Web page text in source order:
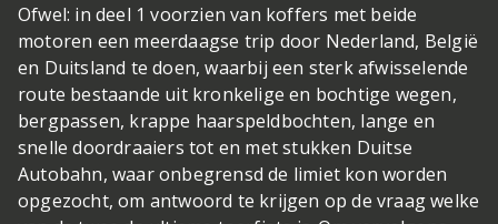
Ofwel: in deel 1 voorzien van koffers met beide
motoren een meerdaagse trip door Nederland, België
en Duitsland te doen, waarbij een sterk afwisselende
route bestaande uit kronkelige en bochtige wegen,
bergpassen, krappe haarspeldbochten, lange en
snelle doordraaiers tot en met stukken Duitse
Autobahn, waar onbegrensd de limiet kon worden
opgezocht, om antwoord te krijgen op de vraag welke